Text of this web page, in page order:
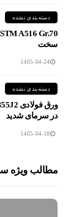
دسته‌بندی نشده
سخت
1405-04-24
دسته‌بندی نشده
در سرمای شدید
1405-04-18
مطالب ویژه